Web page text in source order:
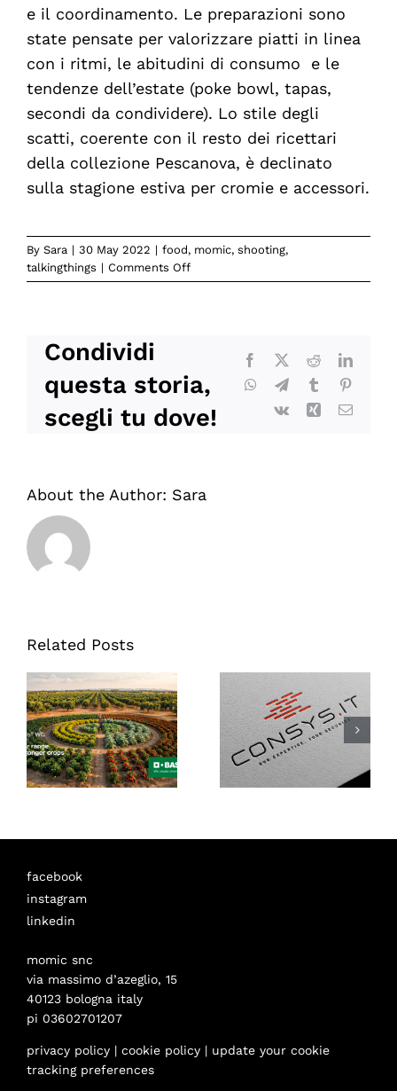
e il coordinamento. Le preparazioni sono
state pensate per valorizzare piatti in linea
con i ritmi, le abitudini di consumo e le
tendenze dell’estate (poke bowl, tapas,
secondi da condividere). Lo stile degli
scatti, coerente con il resto dei ricettari
della collezione Pescanova, è declinato
sulla stagione estiva per cromie e accessori.
By Sara | 30 May 2022 | food, momic, shooting,
talkingthings | Comments Offon
Seguiamo
il
ricettario
dell’estate
Condividi
questa storia,
scegli tu dove!
Facebook Reddit
WhatsApp
TelegramTumblr
Vk
Xing Email
About the Author: Sara
Related Posts
facebook
instagram
linkedin
momic snc
via massimo d’azeglio, 15
40123 bologna italy
pi 03602701207
privacy policy| cookie policy| update your cookie
tracking preferences